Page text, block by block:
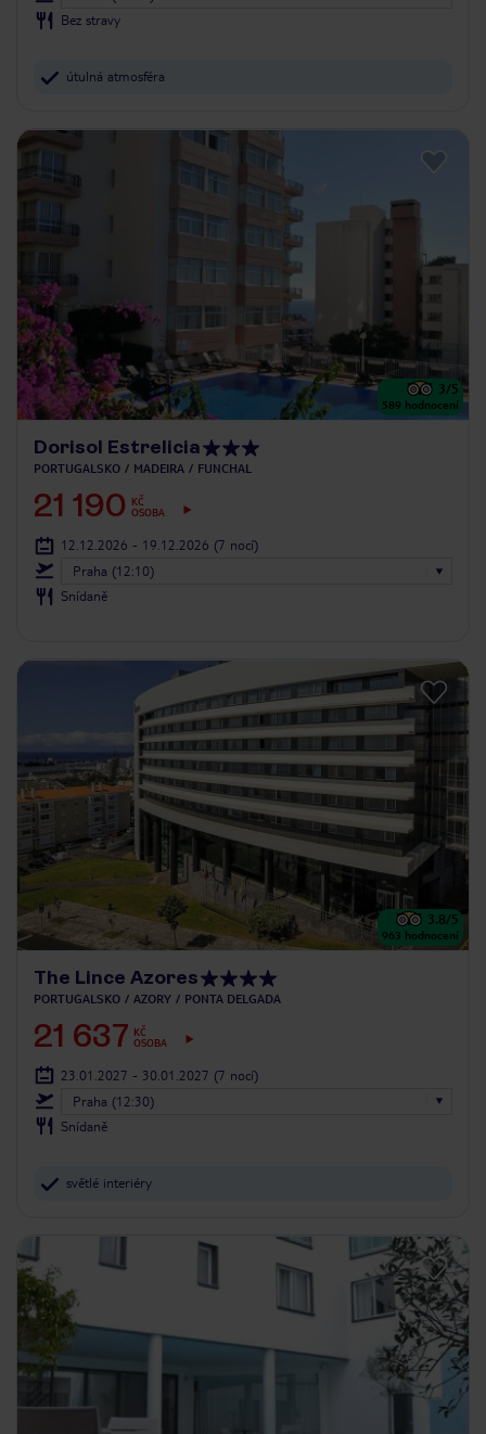
Bez stravy
útulná atmosféra
3/5
589 hodnocení
Dorisol Estrelicia
PORTUGALSKO MADEIRA FUNCHAL
21 190
KČ
OSOBA
12.12.2026 - 19.12.2026 (7 nocí)
Praha (12:10)
Snídaně
3.8/5
963 hodnocení
The Lince Azores
PORTUGALSKO AZORY PONTA DELGADA
21 637 KČ
OSOBA
23.01.2027 - 30.01.2027 (7 nocí)
Praha (12:30)
Snídaně
světlé interiéry